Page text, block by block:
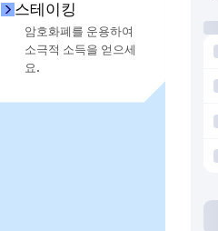
스테이킹
암호화폐를 운용하여
소극적 소득을 얻으세
요.